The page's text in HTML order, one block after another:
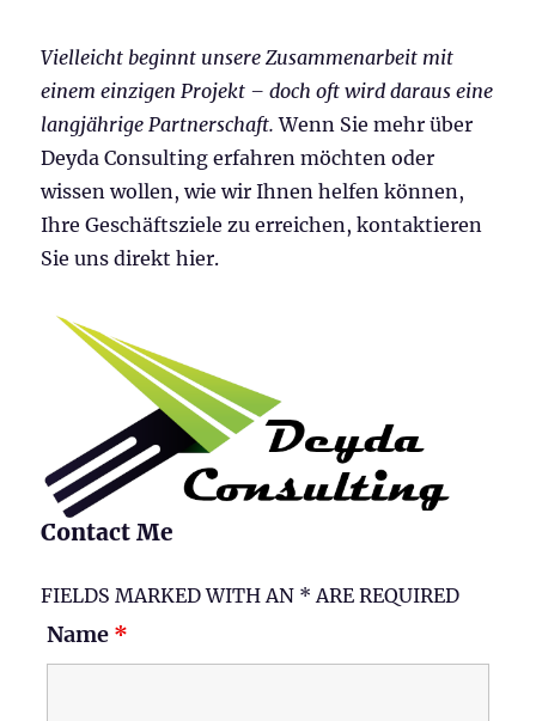
Vielleicht beginnt unsere Zusammenarbeit mit
einem einzigen Projekt – doch oft wird daraus eine
langjährige Partnerschaft. Wenn Sie mehr über
Deyda Consulting erfahren möchten oder
wissen wollen, wie wir Ihnen helfen können,
Ihre Geschäftsziele zu erreichen, kontaktieren
Sie uns direkt hier.
Contact Me
FIELDS MARKED WITH AN * ARE REQUIRED
Name *